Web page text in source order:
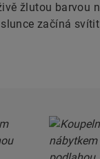
žlutou barvou
začíná